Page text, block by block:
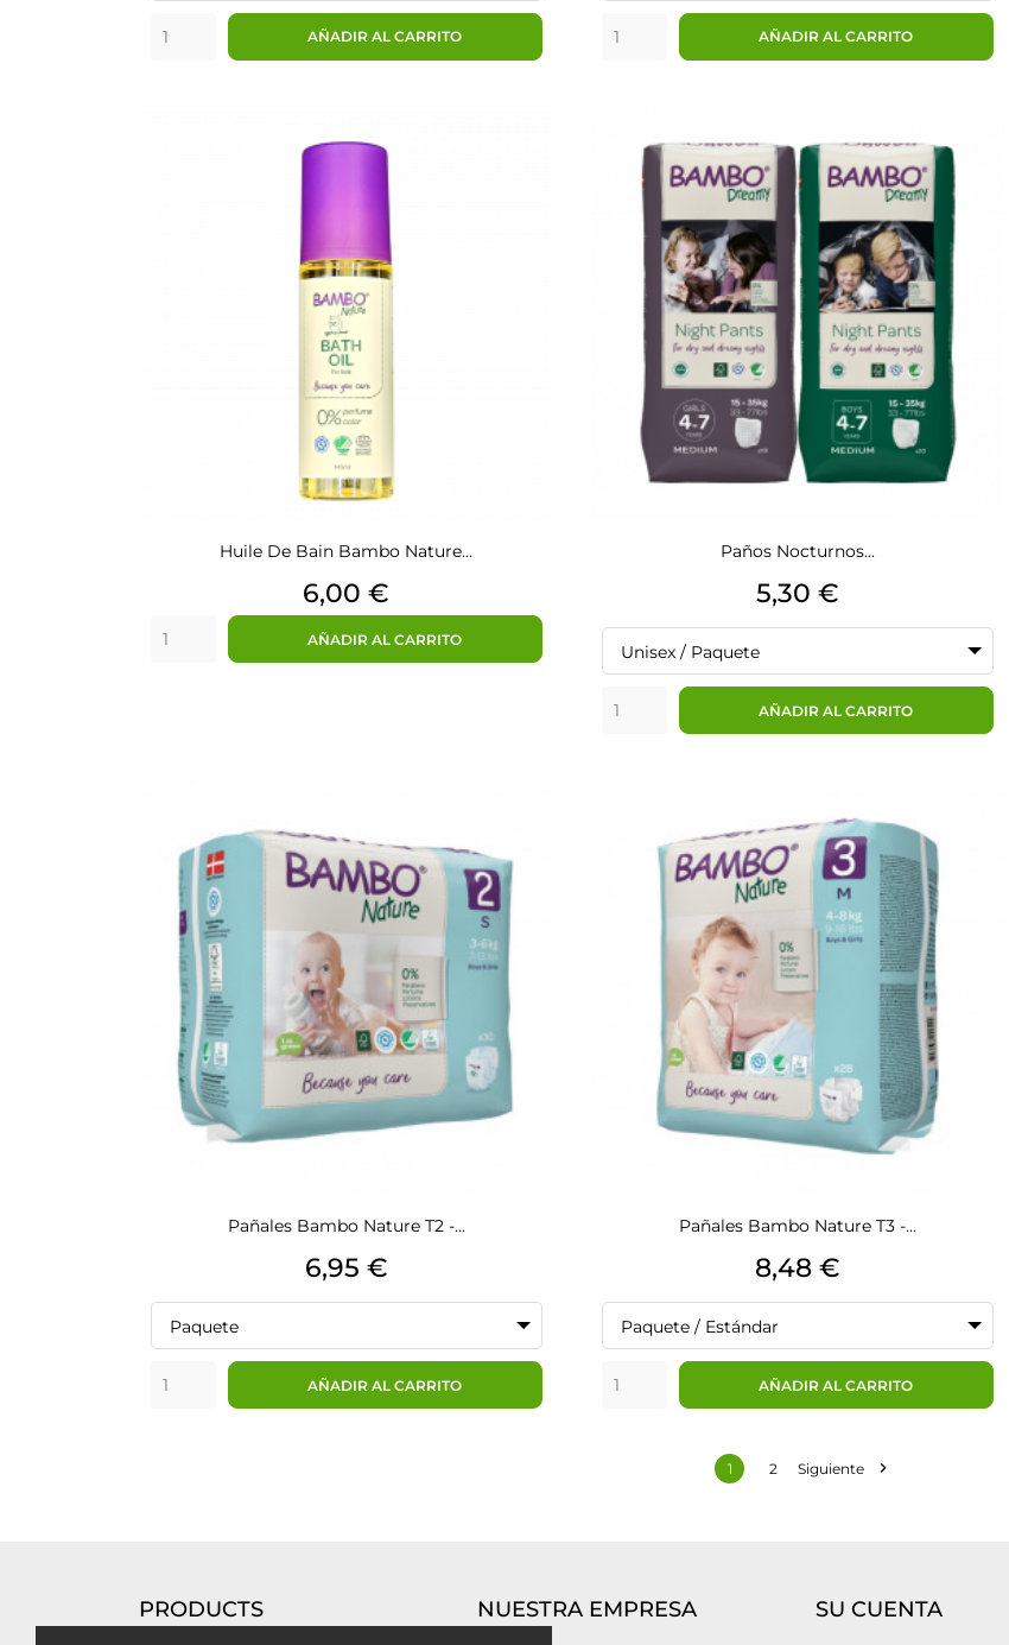
AÑADIR AL CARRITO AÑADIR AL CARRITO
Huile De Bain Bambo Nature...
Precio
6,00 €
AÑADIR AL CARRITO
Paños Nocturnos...
Precio
5,30 €
Unisex / Paquete
AÑADIR AL CARRITO
Pañales Bambo Nature T2 -...
Precio
6,95 €
Paquete
AÑADIR AL CARRITO
Pañales Bambo Nature T3 -...
Precio
8,48 €
Paquete / Estándar
AÑADIR AL CARRITO
1 2 Siguiente 
PRODUCTS NUESTRA EMPRESA SU CUENTA